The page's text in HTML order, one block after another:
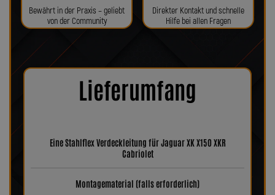
Bewährt in der Praxis – geliebt
von der Community
Direkter Kontakt und schnelle
Hilfe bei allen Fragen
Lieferumfang
Eine Stahlflex Verdeckleitung für Jaguar XK X150 XKR
Cabriolet
Montagematerial (falls erforderlich)